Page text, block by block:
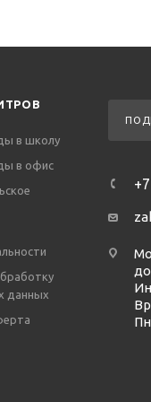
в школу
в офис
данных